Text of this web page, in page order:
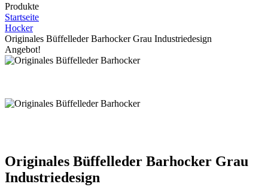
Produkte
Startseite
Hocker
Originales Büffelleder Barhocker Grau Industriedesign
Angebot!
Originales Büffelleder Barhocker Grau
Industriedesign